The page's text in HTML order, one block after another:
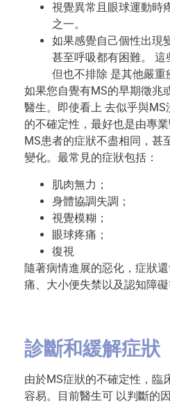
視覺異常且眼球運動時
之一。
如果感覺自己個性出現
甚至呼吸都有困難。 這
但也不排除 是其他嚴重
如果您自覺有MS的早期徵兆
醫生。即使看上 去似乎與
的不確定性，最好也是由專業
MS患者的症狀不盡相同，甚
變化。最常見的症狀包括：
肌肉無力；
身體協調失調；
視覺模糊；
眼球疼痛；
復視
隨著病情進展的惡化，症狀
痛、大小便失禁以及認知障礙
診斷和緩解症狀
由於MS症狀的不確定性，臨
容易。目前醫生可 以判斷的